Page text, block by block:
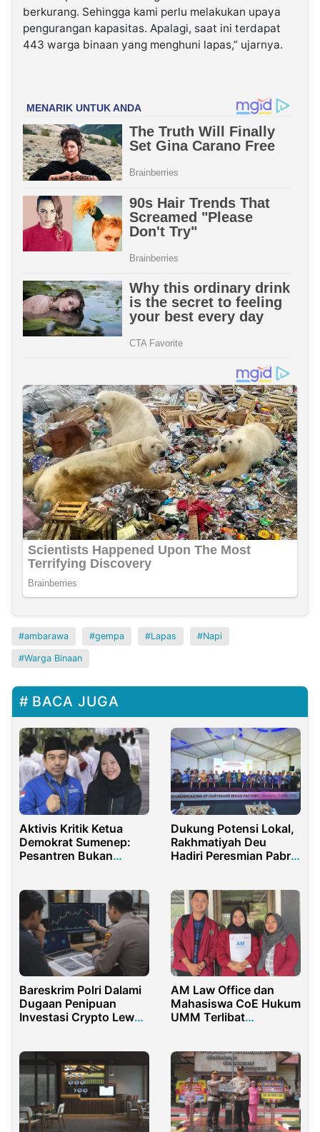
berkurang. Sehingga kami perlu melakukan upaya
pengurangan kapasitas. Apalagi, saat ini terdapat
443 warga binaan yang menghuni lapas,” ujarnya.
ambarawa gempa Lapas Napi
Warga Binaan
BACA JUGA
Aktivis Kritik Ketua
Demokrat Sumenep:
Pesantren Bukan
Dukung Potensi Lokal,
Rakhmatiyah Deu
Hadiri Peresmian Pabrik
Bareskrim Polri Dalami
Dugaan Penipuan
Investasi Crypto Lewat
AM Law Office dan
Mahasiswa CoE Hukum
UMM Terlibat
Dugaan Pemalsuan Air
Minum Dalam Kemasan
di Jawa Timur